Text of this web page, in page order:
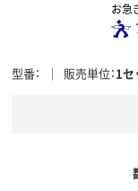
お急
型番 販売単位 1セ